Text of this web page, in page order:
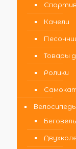
Качели
Товары
Ролики
Велосипеды